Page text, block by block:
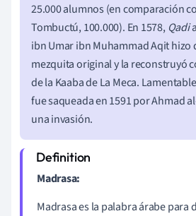
25.000 alumnos (en comparación
Tombuctú, 100.000). En 1578, Qadi
ibn Umar ibn Muhammad Aqit hizo
mezquita original y la reconstruyó
de la Kaaba de La Meca.
fue saqueada en 1591 por Ahmad
una invasión.
Madrasa:
Madrasa es la palabra árabe para